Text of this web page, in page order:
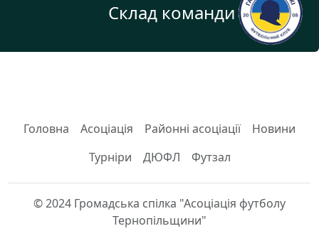
Склад команди
Головна Асоціація Районні асоціації
Новини
Турніри
ДЮФЛ Футзал
© 2024 Громадська спілка "Асоціація футболу
Тернопільщини"